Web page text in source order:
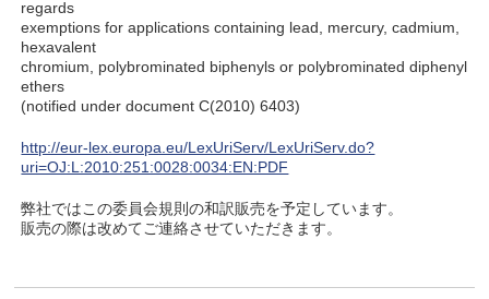
regards
exemptions for applications containing lead, mercury, cadmium,
hexavalent
chromium, polybrominated biphenyls or polybrominated diphenyl
ethers
(notified under document C(2010) 6403)
http://eur-lex.europa.eu/LexUriServ/LexUriServ.do?
uri=OJ:L:2010:251:0028:0034:EN:PDF
弊社ではこの委員会規則の和訳販売を予定しています。
販売の際は改めてご連絡させていただきます。